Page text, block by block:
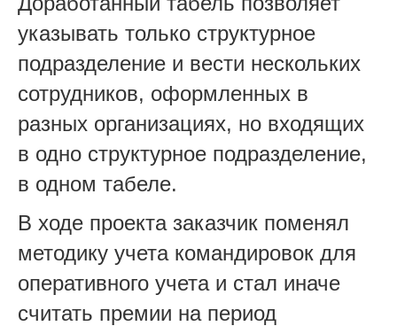
указывать только структурное
подразделение и вести нескольких
сотрудников, оформленных в
разных организациях, но входящих
в одно структурное подразделение,
в одном табеле.
В ходе проекта заказчик поменял
методику учета командировок для
оперативного учета и стал иначе
считать премии на период